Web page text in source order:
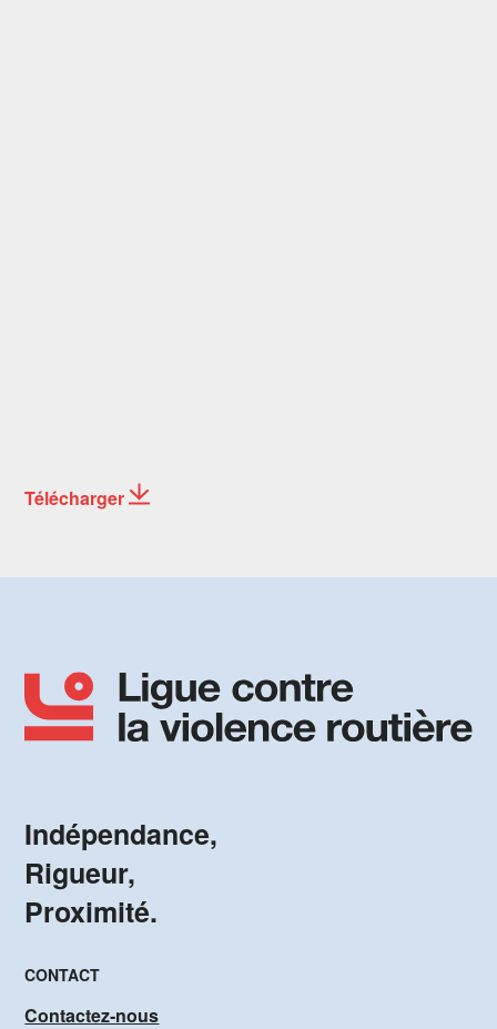
Télécharger
Indépendance,
Rigueur,
Proximité.
CONTACT
Contactez-nous